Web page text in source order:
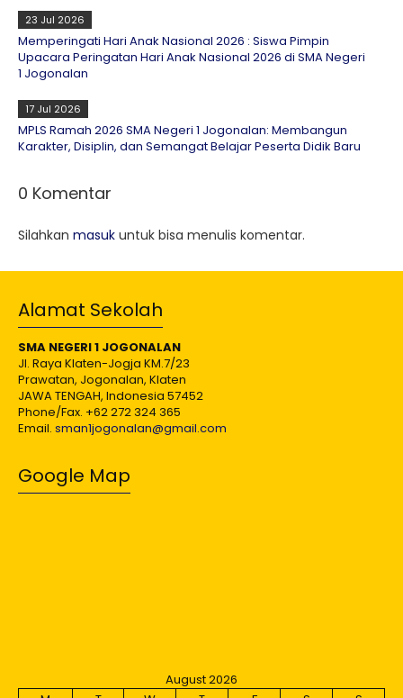
23 Jul 2026
Memperingati Hari Anak Nasional 2026 : Siswa Pimpin
Upacara Peringatan Hari Anak Nasional 2026 di SMA Negeri
1 Jogonalan
17 Jul 2026
MPLS Ramah 2026 SMA Negeri 1 Jogonalan: Membangun
Karakter, Disiplin, dan Semangat Belajar Peserta Didik Baru
0 Komentar
Silahkan masuk untuk bisa menulis komentar.
Alamat Sekolah
SMA NEGERI 1 JOGONALAN
Jl. Raya Klaten-Jogja KM.7/23
Prawatan, Jogonalan, Klaten
JAWA TENGAH, Indonesia 57452
Phone/Fax. +62 272 324 365
Email. sman1jogonalan@gmail.com
Google Map
August 2026